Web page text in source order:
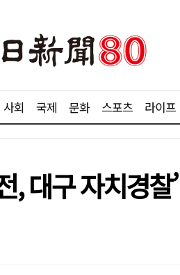
사회 국제 문화 스포츠 라이프
, 대구 자치경찰